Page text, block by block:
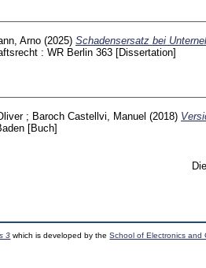
Arno (2025) Schadensersatz bei
: WR Berlin 363 [Dissertation]
; Baroch Castellvi, Manuel (2018)
[Buch]
3 which is developed by theSchool of Electronics and